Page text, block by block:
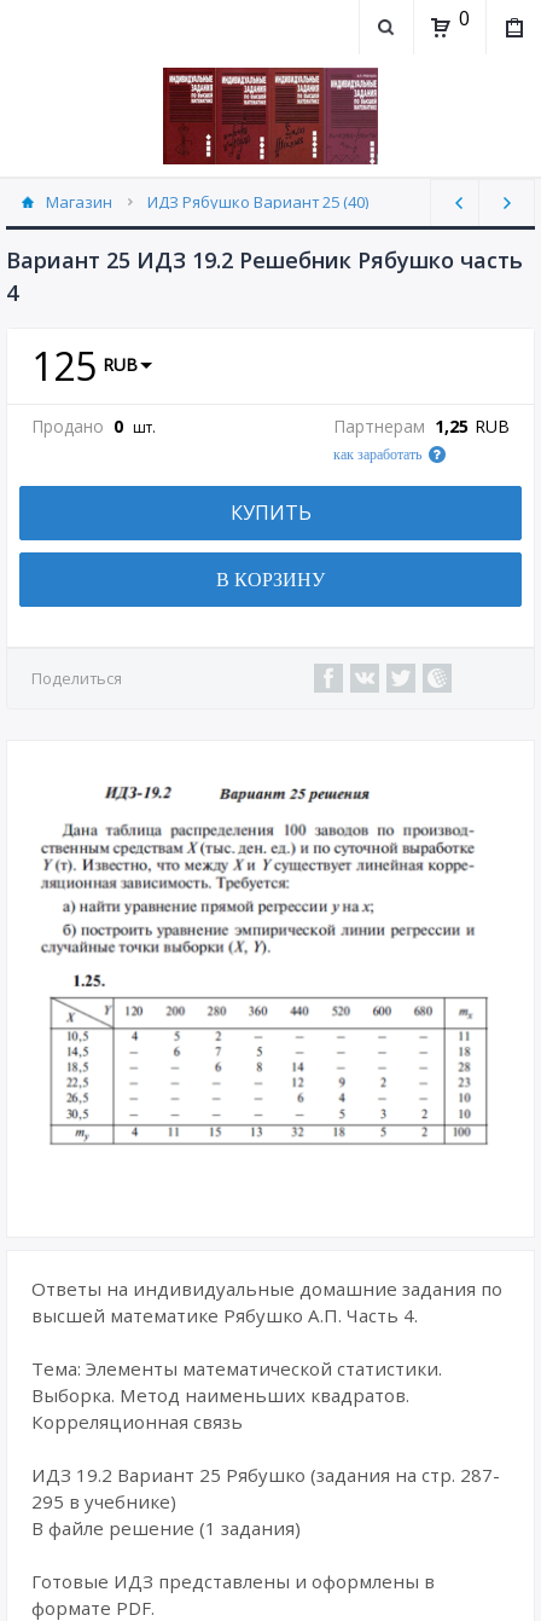
0
Магазин ИДЗ Рябушко Вариант 25 (40)
Вариант 25 ИДЗ 19.2 Решебник Рябушко часть
4
125 RUB
Продано 0 шт. Партнерам 1,25 RUB
как заработать
КУПИТЬ
В КОРЗИНУ
Поделиться
Ответы на индивидуальные домашние задания по
высшей математике Рябушко А.П. Часть 4.
Тема: Элементы математической статистики.
Выборка. Метод наименьших квадратов.
Корреляционная связь
ИДЗ 19.2 Вариант 25 Рябушко (задания на стр. 287-
295 в учебнике)
В файле решение (1 задания)
Готовые ИДЗ представлены и оформлены в
формате PDF.